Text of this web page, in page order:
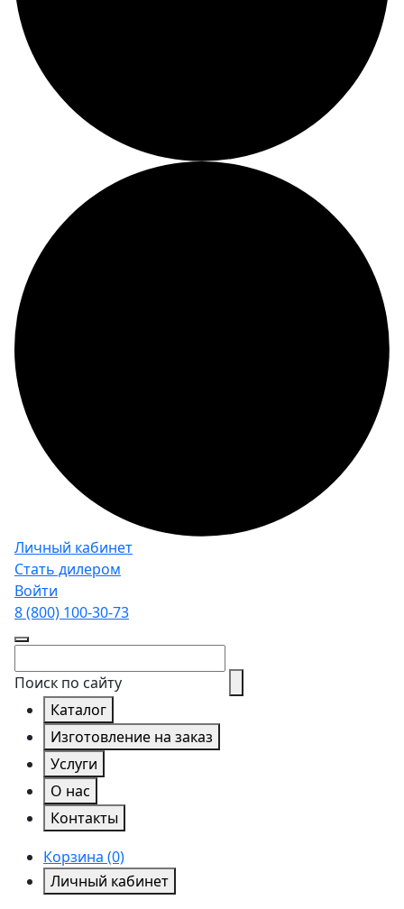
Личный кабинет
Стать дилером
Войти
8 (800) 100-30-73
Поиск по сайту
Каталог
Изготовление на заказ
Услуги
О нас
Контакты
Корзина (0)
Личный кабинет